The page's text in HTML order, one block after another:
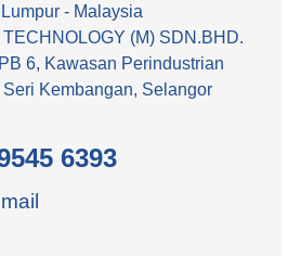
- Malaysia
(M) SDN.BHD.
6, Kawasan Perindustrian
Kembangan, Selangor
6393